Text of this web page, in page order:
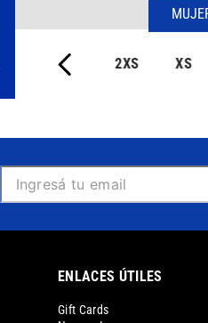
2XS XS
ENLACES ÚTILES
Gift Cards